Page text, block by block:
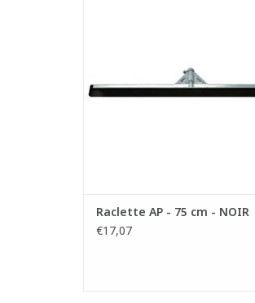
souple et durable.
AJOUTER AU PANIER
Raclette AP - 75 cm - NOIR
€17,07